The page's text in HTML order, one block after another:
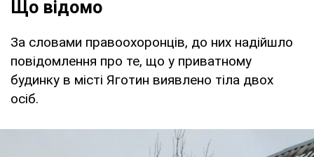
Що відомо
За словами правоохоронців, до них надійшло
повідомлення про те, що у приватному
будинку в місті Яготин виявлено тіла двох
осіб.